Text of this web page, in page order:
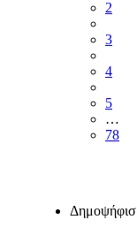
2
3
4
5
…
78